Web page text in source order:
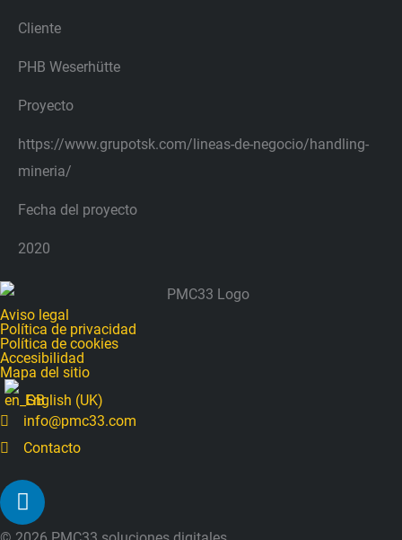
Cliente
PHB Weserhütte
Proyecto
https://www.grupotsk.com/lineas-de-negocio/handling-
mineria/
Fecha del proyecto
2020
Aviso legal
Política de privacidad
Política de cookies
Accesibilidad
Mapa del sitio
English (UK)
info@pmc33.com
Contacto
L
i